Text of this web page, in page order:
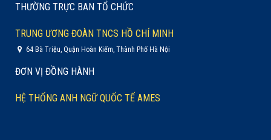
THƯỜNG TRỰC BAN TỔ CHỨC
TRUNG ƯƠNG ĐOÀN TNCS HỒ CHÍ MINH
64 Bà Triệu, Quận Hoàn Kiếm, Thành Phố Hà Nội
ĐƠN VỊ ĐỒNG HÀNH
HỆ THỐNG ANH NGỮ QUỐC TẾ AMES